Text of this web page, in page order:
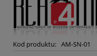
Kod produktu: AM-SN-01